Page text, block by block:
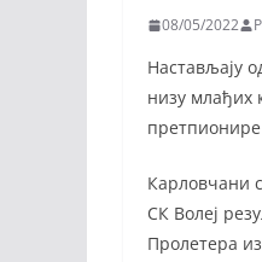
08/05/2022
Настављају
низу млађих
Карловчани
СК Волеј
Пролетера